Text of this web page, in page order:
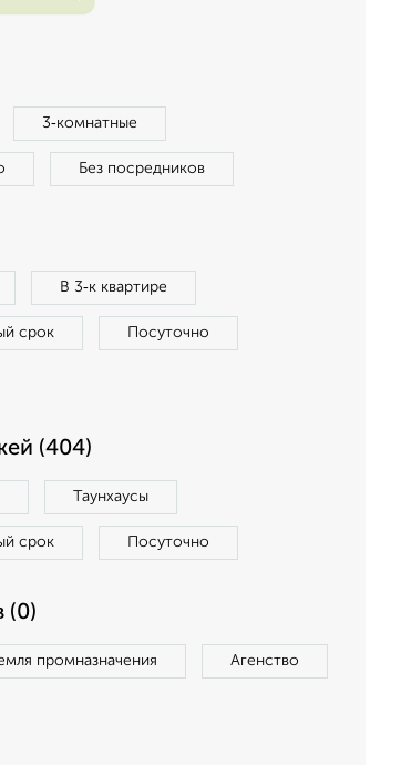
3‑комнатные
Без посредников
В 3‑к квартире
срок Посуточно
(404)
Таунхаусы
срок Посуточно
(0)
промназначения Агенство